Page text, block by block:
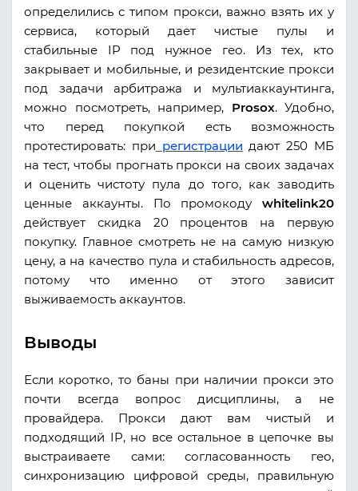
определились с типом прокси, важно взять их у
сервиса, который дает чистые пулы и
стабильные IP под нужное гео. Из тех, кто
закрывает и мобильные, и резидентские прокси
под задачи арбитража и мультиаккаунтинга,
можно посмотреть, например, Prosox. Удобно,
что перед покупкой есть возможность
протестировать: при регистрации дают 250 МБ
на тест, чтобы прогнать прокси на своих задачах
и оценить чистоту пула до того, как заводить
ценные аккаунты. По промокоду whitelink20
действует скидка 20 процентов на первую
покупку. Главное смотреть не на самую низкую
цену, а на качество пула и стабильность адресов,
потому что именно от этого зависит
выживаемость аккаунтов.
Выводы
Если коротко, то баны при наличии прокси это
почти всегда вопрос дисциплины, а не
провайдера. Прокси дают вам чистый и
подходящий IP, но все остальное в цепочке вы
выстраиваете сами: согласованность гео,
синхронизацию цифровой среды, правильную